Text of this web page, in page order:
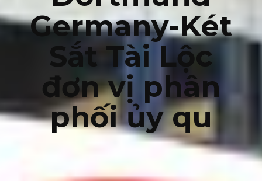
Germany-Két
Sắt Tài Lộc
đơn vị phân
phối ủy qu